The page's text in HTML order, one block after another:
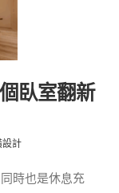
臥室翻新
設計
時也是休息充